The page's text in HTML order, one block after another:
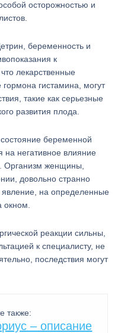
осторожностью и
беременность и
к
лекарственные
гистамина, могут
такие как серьезные
развития плода.
беременной
негативное влияние
Организм женщины,
довольно странно
явление, на определенные
окном.
реакции сильны,
к специалисту, не
последствия могут
также:
– описание